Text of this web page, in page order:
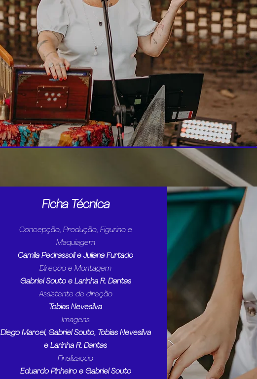
Ficha Técnica
Concepção, Produção, Figurino e
Maquiagem
Camila Pedrassoli e Juliana Furtado
Direção e Montagem
Gabriel Souto e Larinha R. Dantas
Assistente de direção
Tobias Nevesilva
Imagens
Diego Marcel, Gabriel Souto, Tobias Nevesilva
e Larinha R. Dantas
Finalização
Eduardo Pinheiro e Gabriel Souto